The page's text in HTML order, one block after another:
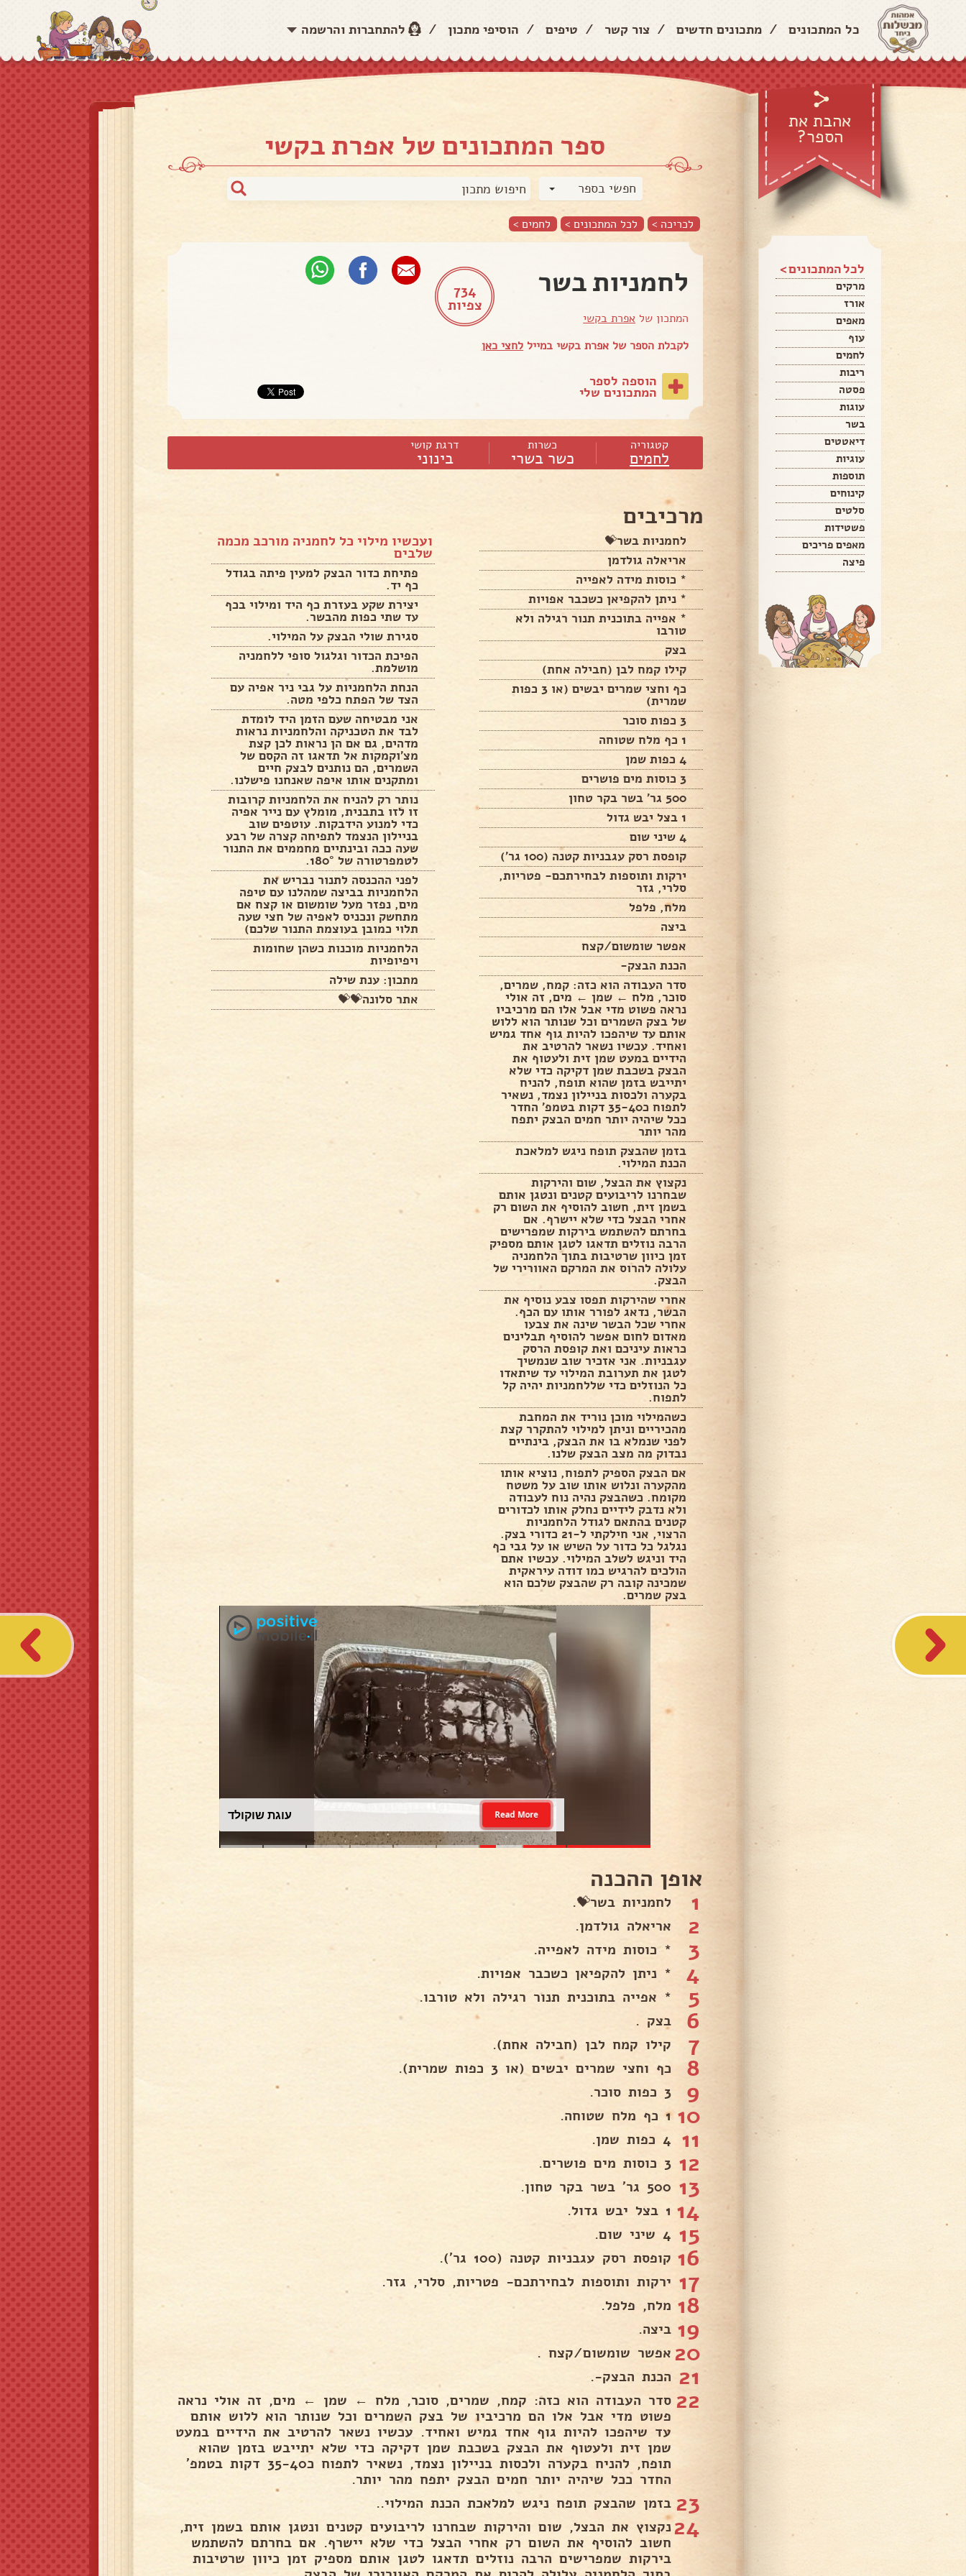
כל המתכונים / מתכונים חדשים / צור קשר / טיפים / הוסיפי מתכון / להתחברות והרשמה
אהבת את
הספר?
לכל המתכונים >
מרקים
אורז
מאפים
עוף
לחמים
ריבות
פסטה
עוגות
בשר
דיאטטים
עוגיות
תוספות
קינוחים
סלטים
פשטידות
מאפים פריכים
פיצה
ספר המתכונים של אפרת בקשי
חפשי בספר
לכריכה > לכל המתכונים > לחמים >
734
צפיות
לחמניות בשר
המתכון של אפרת בקשי
לקבלת הספר של אפרת בקשי במייל לחצי כאן
הוספה לספר
המתכונים שלי
קטגוריה
לחמים
כשרות
כשר בשרי
דרגת קושי
בינוני
מרכיבים
לחמניות בשר💝
אריאלה גולדמן
* כוסות מידה לאפייה
* ניתן להקפיאן כשכבר אפויות
* אפייה בתוכנית תנור רגילה ולא
טורבו
בצק
קילו קמח לבן (חבילה אחת)
כף וחצי שמרים יבשים (או 3 כפות
שמרית)
3 כפות סוכר
1 כף מלח שטוחה
4 כפות שמן
3 כוסות מים פושרים
500 גר’ בשר בקר טחון
1 בצל יבש גדול
4 שיני שום
קופסת רסק עגבניות קטנה (100 גר’)
ירקות ותוספות לבחירתכם- פטריות,
סלרי, גזר
מלח, פלפל
ביצה
אפשר שומשום/קצח
הכנת הבצק-
סדר העבודה הוא כזה: קמח, שמרים,
סוכר, מלח ← שמן ← מים, זה אולי
נראה פשוט מדי אבל אלו הם מרכיביו
של בצק השמרים וכל שנותר הוא ללוש
אותם עד שיהפכו להיות גוף אחד גמיש
ואחיד. עכשיו נשאר להרטיב את
הידיים במעט שמן זית ולעטוף את
הבצק בשכבת שמן דקיקה כדי שלא
יתייבש בזמן שהוא תופח, להניח
בקערה ולכסות בניילון נצמד, נשאיר
לתפוח כ35-40 דקות בטמפ’ החדר
ככל שיהיה יותר חמים הבצק יתפח
מהר יותר
בזמן שהבצק תופח ניגש למלאכת
הכנת המילוי.
נקצוץ את הבצל, שום והירקות
שבחרנו לריבועים קטנים ונטגן אותם
בשמן זית, חשוב להוסיף את השום רק
אחרי הבצל כדי שלא יישרף. אם
בחרתם להשתמש בירקות שמפרישים
הרבה נוזלים תדאגו לטגן אותם מספיק
זמן כיוון שרטיבות בתוך הלחמניה
עלולה להרוס את המרקם האוורירי של
הבצק.
אחרי שהירקות תפסו צבע נוסיף את
הבשר, נדאג לפורר אותו עם הכף.
אחרי שכל הבשר שינה את צבעו
מאדום לחום אפשר להוסיף תבלינים
כראות עיניכם ואת קופסת הרסק
עגבניות. אני אזכיר שוב שנמשיך
לטגן את תערובת המילוי עד שיתאדו
כל הנוזלים כדי שללחמניות יהיה קל
לתפוח.
כשהמילוי מוכן נוריד את המחבת
מהכיריים וניתן למילוי להתקרר קצת
לפני שנמלא בו את הבצק, בינתיים
נבדוק מה מצב הבצק שלנו.
אם הבצק הספיק לתפוח, נוציא אותו
מהקערה ונלוש אותו שוב על משטח
מקומח. כשהבצק נהיה נוח לעבודה
ולא נדבק לידיים נחלק אותו לכדורים
קטנים בהתאם לגודל הלחמניות
הרצוי, אני חילקתי ל-21 כדורי בצק.
נגלגל כל כדור על השיש או על גבי כף
היד וניגש לשלב המילוי. עכשיו אתם
הולכים להרגיש כמו דודה עיראקית
שמכינה קובה רק שהבצק שלכם הוא
בצק שמרים.
ועכשיו מילוי כל לחמניה מורכב מכמה
שלבים
פתיחת כדור הבצק למעין פיתה בגודל
כף יד.
יצירת שקע בעזרת כף היד ומילוי בכף
עד שתי כפות מהבשר.
סגירת שולי הבצק על המילוי.
הפיכת הכדור וגלגול סופי ללחמניה
מושלמת.
הנחת הלחמניות על גבי ניר אפיה עם
הצד של הפתח כלפי מטה.
אני מבטיחה שעם הזמן היד לומדת
לבד את הטכניקה והלחמניות נראות
מדהים, גם אם הן נראות לכן קצת
מצ’וקמקות אל תדאגו זה הקסם של
השמרים, הם נותנים לבצק חיים
ומתקנים אותו איפה שאנחנו פישלנו.
נותר רק להניח את הלחמניות קרובות
זו לזו בתבנית, מומלץ עם נייר אפיה
כדי למנוע הידבקות. עוטפים שוב
בניילון הנצמד לתפיחה קצרה של רבע
שעה ככה ובינתיים מחממים את התנור
לטמפרטורה של 180°.
לפני ההכנסה לתנור נבריש את
הלחמניות בביצה שמהלנו עם טיפה
מים, נפזר מעל שומשום או קצח אם
מתחשק ונכניס לאפיה של חצי שעה
תלוי כמובן בעוצמת התנור שלכם)
הלחמניות מוכנות כשהן שחומות
ויפיופיות
מתכון: ענת שילה
אתר סלונה💝💝
סלט תירס Read More
אופן ההכנה
1 לחמניות בשר💝.
2 אריאלה גולדמן.
3 * כוסות מידה לאפייה.
4 * ניתן להקפיאן כשכבר אפויות.
5 * אפייה בתוכנית תנור רגילה ולא טורבו.
6 בצק .
7 קילו קמח לבן (חבילה אחת).
8 כף וחצי שמרים יבשים (או 3 כפות שמרית).
9 3 כפות סוכר.
10 1 כף מלח שטוחה.
11 4 כפות שמן.
12 3 כוסות מים פושרים.
13 500 גר’ בשר בקר טחון.
14 1 בצל יבש גדול.
15 4 שיני שום.
16 קופסת רסק עגבניות קטנה (100 גר’).
17 ירקות ותוספות לבחירתכם- פטריות, סלרי, גזר.
18 מלח, פלפל.
19 ביצה.
20 אפשר שומשום/קצח .
21 הכנת הבצק-.
22 סדר העבודה הוא כזה: קמח, שמרים, סוכר, מלח ← שמן ← מים, זה אולי נראה
פשוט מדי אבל אלו הם מרכיביו של בצק השמרים וכל שנותר הוא ללוש אותם
עד שיהפכו להיות גוף אחד גמיש ואחיד. עכשיו נשאר להרטיב את הידיים במעט
שמן זית ולעטוף את הבצק בשכבת שמן דקיקה כדי שלא יתייבש בזמן שהוא
תופח, להניח בקערה ולכסות בניילון נצמד, נשאיר לתפוח כ35-40 דקות בטמפ’
החדר ככל שיהיה יותר חמים הבצק יתפח מהר יותר.
23 בזמן שהבצק תופח ניגש למלאכת הכנת המילוי..
24נקצוץ את הבצל, שום והירקות שבחרנו לריבועים קטנים ונטגן אותם בשמן זית,
חשוב להוסיף את השום רק אחרי הבצל כדי שלא יישרף. אם בחרתם להשתמש
בירקות שמפרישים הרבה נוזלים תדאגו לטגן אותם מספיק זמן כיוון שרטיבות